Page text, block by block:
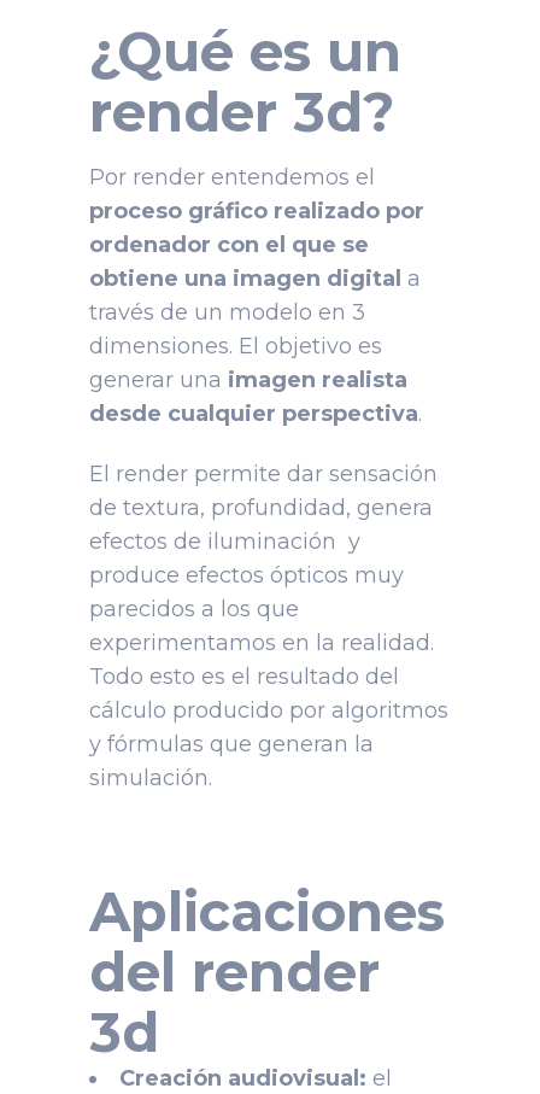
¿Qué es un
render 3d?
Por render entendemos el
proceso gráfico realizado por
ordenador con el que se
obtiene una imagen digital a
través de un modelo en 3
dimensiones. El objetivo es
generar una imagen realista
desde cualquier perspectiva.
El render permite dar sensación
de textura, profundidad, genera
efectos de iluminación y
produce efectos ópticos muy
parecidos a los que
experimentamos en la realidad.
Todo esto es el resultado del
cálculo producido por algoritmos
y fórmulas que generan la
simulación.
Aplicaciones
del render
3d
Creación audiovisual: el